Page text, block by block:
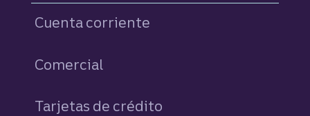
Cuenta corriente
Comercial
Tarjetas de crédito